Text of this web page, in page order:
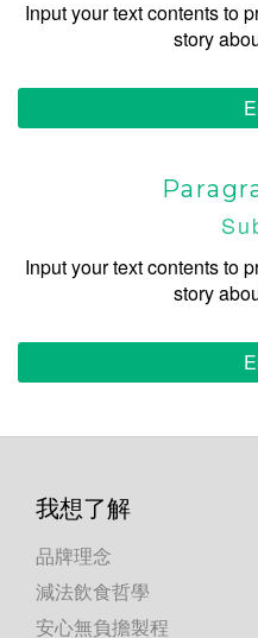
Input your text contents to
story
Input your text contents to
story
我想了解
品牌理念
減法飲食哲學
安心無負擔製程